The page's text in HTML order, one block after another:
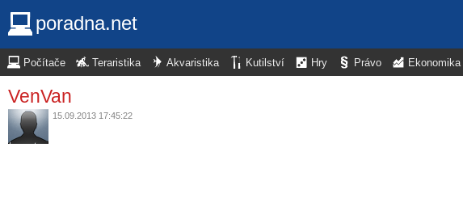
poradna.net
Počítače Teraristika Akvaristika Kutilství Hry Právo Ekonomika
VenVan
15.09.2013 17:45:22